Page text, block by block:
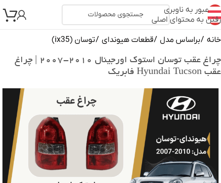
عبور به ناوبری
رفتن به محتوای اصلی
خانه /براساس مدل /قطعات هیوندای /توسان (ix35)
چراغ عقب توسان استوک اورجینال ۲۰۱۰-۲۰۰۷ | چراغ
عقب Hyundai Tucson فابریک